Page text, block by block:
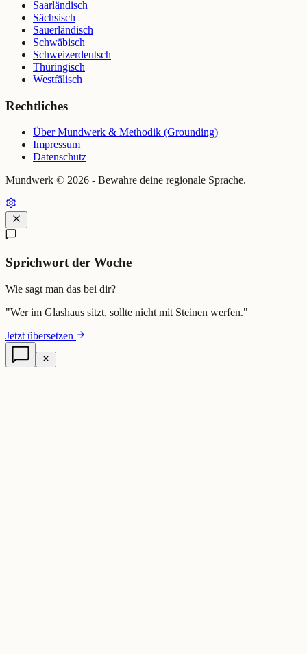
Saarländisch
Sächsisch
Sauerländisch
Schwäbisch
Schweizerdeutsch
Thüringisch
Westfälisch
Rechtliches
Über Mundwerk & Methodik (Grounding)
Impressum
Datenschutz
Mundwerk © 2026 - Bewahre deine regionale Sprache.
Sprichwort der Woche
Wie sagt man das bei dir?
"Wer im Glashaus sitzt, sollte nicht mit Steinen werfen."
Jetzt übersetzen